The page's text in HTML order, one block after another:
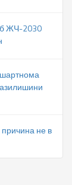
ЖЧ-2030
не в